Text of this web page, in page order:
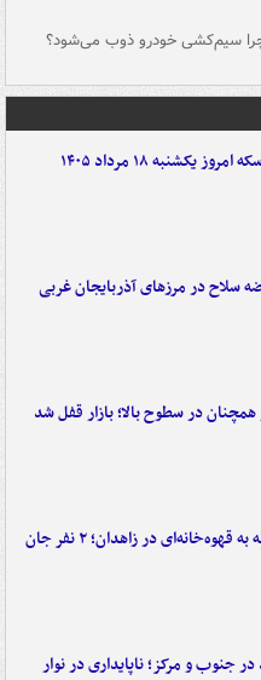
سیم‌کشی خودرو ذوب می‌شود؟
یکشنبه ۱۸ مرداد ۱۴۰۵
در سطوح بالا؛ بازار قفل شد
حمله مسلحانه به قهوه‌خانه‌ای در زاهدان؛ ۲ نفر جان
جنوب و مرکز؛ ناپایداری در نوار